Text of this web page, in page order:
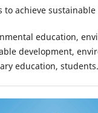
to achieve
education,
development,
education, students.